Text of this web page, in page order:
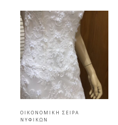
ΟΙΚΟΝΟΜΙΚΉ ΣΕΙΡΆ
ΝΥΦΙΚΏΝ